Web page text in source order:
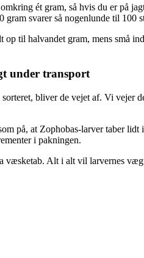
ét gram, så hvis du er på
gram svarer så nogenlunde til 100
op til halvandet gram, mens små
under transport
bliver de vejet af. Vi vejer
på, at Zophobas-larver taber lidt
i pakningen.
væsketab. Alt i alt vil larvernes